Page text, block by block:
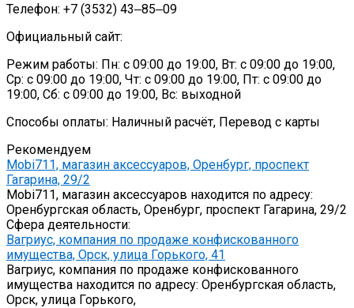
Телефон: +7 (3532) 43‒85‒09
Официальный сайт:
Режим работы: Пн: с 09:00 до 19:00, Вт: с 09:00 до 19:00,
Ср: с 09:00 до 19:00, Чт: с 09:00 до 19:00, Пт: с 09:00 до
19:00, Сб: с 09:00 до 19:00, Вс: выходной
Способы оплаты: Наличный расчёт, Перевод с карты
Рекомендуем
Mobi711, магазин аксессуаров, Оренбург, проспект
Гагарина, 29/2
Mobi711, магазин аксессуаров находится по адресу:
Оренбургская область, Оренбург, проспект Гагарина, 29/2
Сфера деятельности:
Вагриус, компания по продаже конфискованного
имущества, Орск, улица Горького, 41
Вагриус, компания по продаже конфискованного
имущества находится по адресу: Оренбургская область,
Орск, улица Горького,